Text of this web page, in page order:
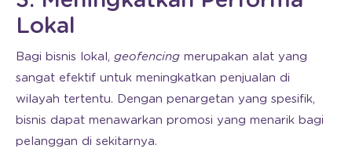
Lokal
Bagi bisnis lokal, geofencing merupakan alat yang
sangat efektif untuk meningkatkan penjualan di
wilayah tertentu. Dengan penargetan yang spesifik,
bisnis dapat menawarkan promosi yang menarik bagi
pelanggan di sekitarnya.